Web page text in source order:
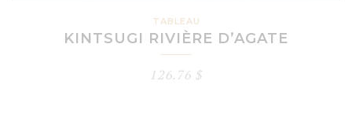
TABLEAU
KINTSUGI RIVIÈRE D’AGATE
126.76 $